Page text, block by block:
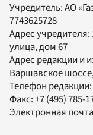
Учредитель:АО
7743625728
Адрес
улица, дом 67
Адрес редакции и
Варшавское
Телефон редакции:
Факс:+7 (495) 785-
Электронная